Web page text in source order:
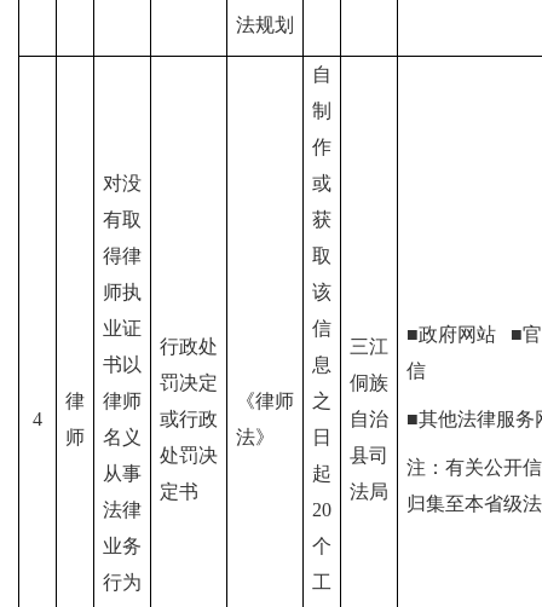
法规划
4
律
师
对没
有取
得律
师执
业证
书以
律师
名义
从事
法律
业务
行为
行政处
罚决定
或行政
处罚决
定书
《律师
法》
自
制
作
或
获
取
该
信
息
之
日
起
20
个
工
三江
侗族
自治
县司
法局
■政府网站 ■
信
■其他法律服务
注：有关公开
归集至本省级